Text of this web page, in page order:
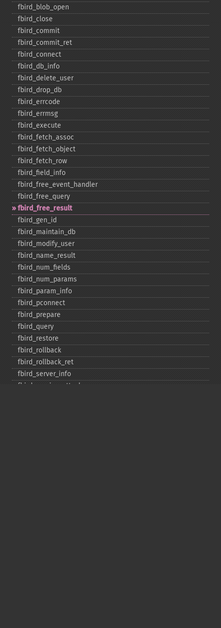
fbird_​blob_​open
fbird_​close
fbird_​commit
fbird_​commit_​ret
fbird_​connect
fbird_​db_​info
fbird_​delete_​user
fbird_​drop_​db
fbird_​errcode
fbird_​errmsg
fbird_​execute
fbird_​fetch_​assoc
fbird_​fetch_​object
fbird_​fetch_​row
fbird_​field_​info
fbird_​free_​event_​handler
fbird_​free_​query
fbird_​free_​result
fbird_​gen_​id
fbird_​maintain_​db
fbird_​modify_​user
fbird_​name_​result
fbird_​num_​fields
fbird_​num_​params
fbird_​param_​info
fbird_​pconnect
fbird_​prepare
fbird_​query
fbird_​restore
fbird_​rollback
fbird_​rollback_​ret
fbird_​server_​info
fbird_​service_​attach